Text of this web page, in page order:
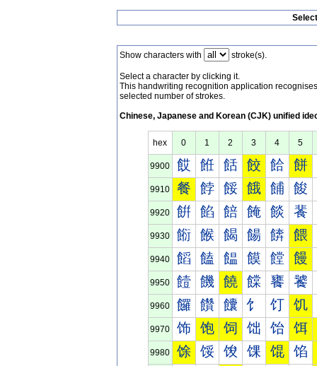
Show characters with stroke(s).
Select a character by clicking it.
This handwriting recognition application
selected number of strokes.
Chinese, Japanese and Korean (CJK) unified
hex 0 1 2 3 4 5
9900 餀 餁 餂 餃 餄 餅
9910 餐 餑 餒 餓 餔 餕
9920 餠 餡 餢 餣 餤 餥
9930 餰 餱 餲 餳 餴 餵
9940 饀 饁 饂 饃 饄 饅
9950 饐 饑 饒 饓 饔 饕
9960 饠 饡 饢 饣 饤 饥
9970 饰 饱 饲 饳 饴 饵
9980 馀 馁 馂 馃 馄 馅